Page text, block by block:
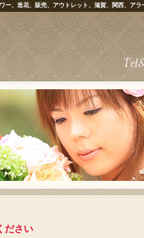
ー、造花、販売、アウトレット、滋賀、関西、アラ
ださい